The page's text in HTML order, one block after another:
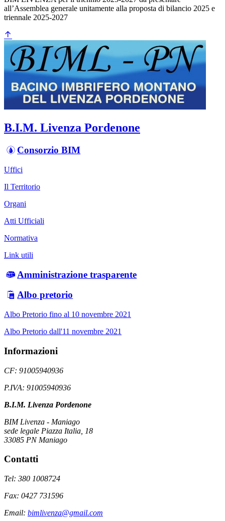
all’Assemblea generale unitamente alla proposta di bilancio 2025 e
triennale 2025-2027
B.I.M. Livenza Pordenone
Consorzio BIM
Uffici
Il Territorio
Organi
Atti Ufficiali
Normativa
Link utili
Amministrazione trasparente
Albo pretorio
Albo Pretorio fino al 10 novembre 2021
Albo Pretorio dall'11 novembre 2021
Informazioni
CF: 91005940936
P.IVA: 91005940936
B.I.M. Livenza Pordenone
BIM Livenza - Maniago
sede legale Piazza Italia, 18
33085 PN Maniago
Contatti
Tel: 380 1008724
Fax: 0427 731596
Email: bimlivenza@gmail.com